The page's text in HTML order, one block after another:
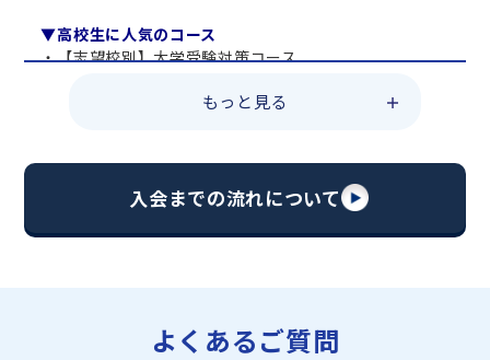
▼高校生に人気のコース
・【志望校別】大学受験対策コース
・総合型選抜直前対策コース
・【志望校別】公立・私立高校受験対策コース
・宿題サポートコース
もっと見る
入会までの流れについて
よくあるご質問